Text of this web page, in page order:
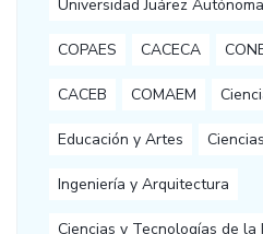
Universidad Juárez
COPAES CACECA
CACEB COMAEM
Educación y Artes
Ingeniería y Arquitectura
Ciencias y Tecnologías de la